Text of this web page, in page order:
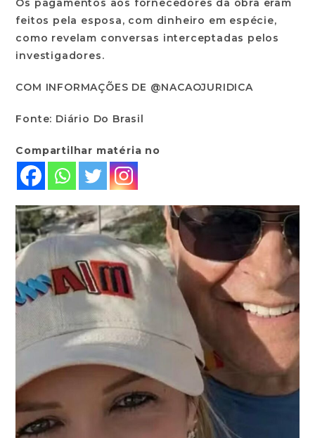
Os pagamentos aos fornecedores da obra eram
feitos pela esposa, com dinheiro em espécie,
como revelam conversas interceptadas pelos
investigadores.
COM INFORMAÇÕES DE @NACAOJURIDICA
Fonte: Diário Do Brasil
Compartilhar matéria no